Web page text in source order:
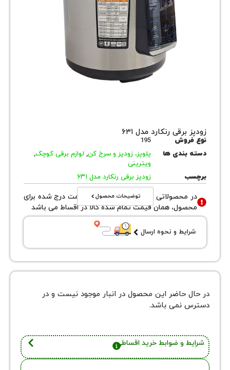
رنکارد مدل ۶۳۱
195
ها
پلوپز، زودپز و سرخ کن,لوازم برقی کوچک,
زودپز برقی رنکارد مدل ۶۳۱
توضیحات محصول
محصولاتی با نوع فروش اقساطی قیمت درج شده برای
همان قیمت تمام شده کالا در اقساط می باشد
و نحوه ارسال
حاضر این محصول در انبار موجود نیست و در
نمی باشد.
و ضوابط خرید اقساطی